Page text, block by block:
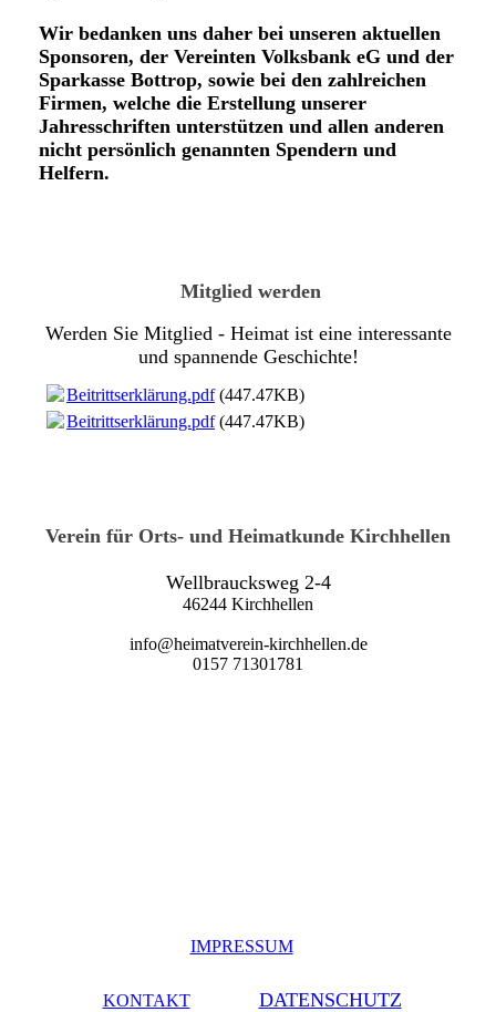
Wir bedanken uns daher bei unseren aktuellen
Sponsoren, der Vereinten Volksbank eG und der
Sparkasse Bottrop, sowie bei den zahlreichen
Firmen, welche die Erstellung unserer
Jahresschriften unterstützen und allen anderen
nicht persönlich genannten Spendern und
Helfern.
Mitglied werden
Werden Sie Mitglied - Heimat ist eine interessante
und spannende Geschichte!
Beitrittserklärung.pdf(447.47KB)
Beitrittserklärung.pdf(447.47KB)
Verein für Orts- und Heimatkunde Kirchhellen
Wellbraucksweg 2-4
46244 Kirchhellen
info@heimatverein-kirchhellen.de
0157 71301781
IMPRESSUM
KONTAKT DATENSCHUTZ